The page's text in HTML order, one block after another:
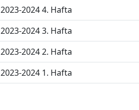
2023-2024 4. Hafta
2023-2024 3. Hafta
2023-2024 2. Hafta
2023-2024 1. Hafta